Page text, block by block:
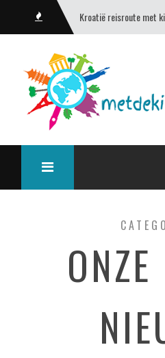
Kroatië reisroute met